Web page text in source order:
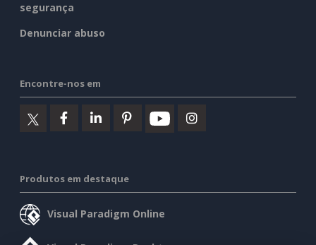
segurança
Denunciar abuso
Encontre-nos em
Produtos em destaque
Visual Paradigm Online